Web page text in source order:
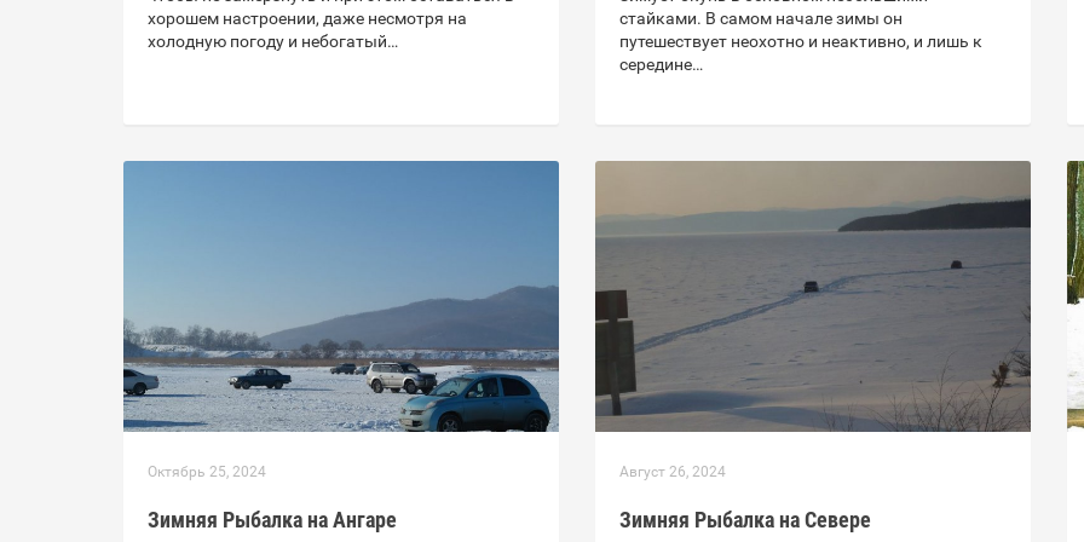
хорошем настроении, даже несмотря на
холодную погоду и небогатый…
стайками. В самом начале зимы он
путешествует неохотно и неактивно, и лишь к
середине…
Октябрь 25, 2024
Зимняя Рыбалка на Ангаре
Август 26, 2024
Зимняя Рыбалка на Севере